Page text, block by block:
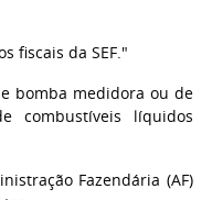
fiscais da SEF."
bomba medidora ou de
combustíveis líquidos
Fazendária (AF)